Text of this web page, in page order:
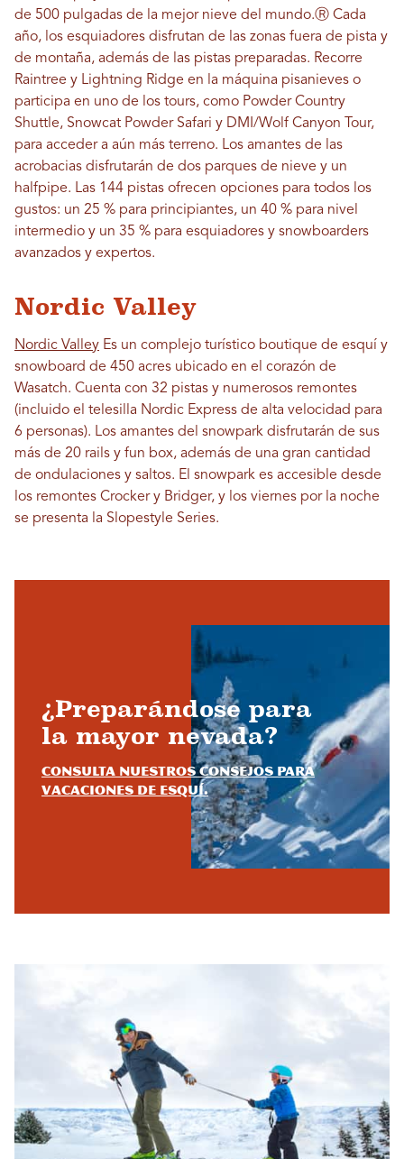
de 500 pulgadas de la mejor nieve del mundo.Ⓡ Cada
año, los esquiadores disfrutan de las zonas fuera de pista y
de montaña, además de las pistas preparadas. Recorre
Raintree y Lightning Ridge en la máquina pisanieves o
participa en uno de los tours, como Powder Country
Shuttle, Snowcat Powder Safari y DMI/Wolf Canyon Tour,
para acceder a aún más terreno. Los amantes de las
acrobacias disfrutarán de dos parques de nieve y un
halfpipe. Las 144 pistas ofrecen opciones para todos los
gustos: un 25 % para principiantes, un 40 % para nivel
intermedio y un 35 % para esquiadores y snowboarders
avanzados y expertos.
Nordic Valley
Nordic Valley Es un complejo turístico boutique de esquí y
snowboard de 450 acres ubicado en el corazón de
Wasatch. Cuenta con 32 pistas y numerosos remontes
(incluido el telesilla Nordic Express de alta velocidad para
6 personas). Los amantes del snowpark disfrutarán de sus
más de 20 rails y fun box, además de una gran cantidad
de ondulaciones y saltos. El snowpark es accesible desde
los remontes Crocker y Bridger, y los viernes por la noche
se presenta la Slopestyle Series.
¿Preparándose para
la mayor nevada?
Consulta nuestros consejos para
vacaciones de esquí.